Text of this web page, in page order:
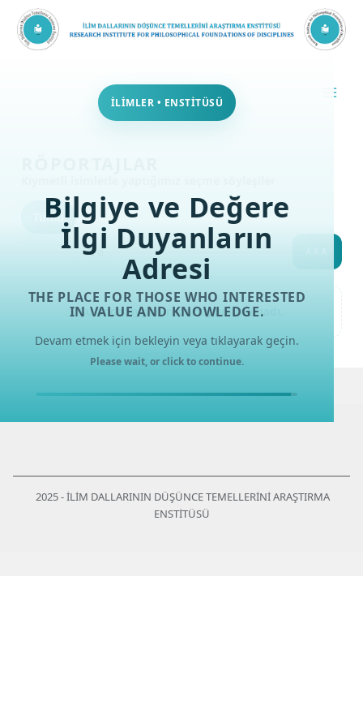
İLİMLER • ENSTİTÜSÜ
Bilgiye ve Değere
İlgi Duyanların
Adresi
THE PLACE FOR THOSE WHO INTERESTED
IN VALUE AND KNOWLEDGE.
Devam etmek için bekleyin veya tıklayarak geçin.
Please wait, or click to continue.
İçeriğe
atla
Tümü
Şu anda uygun röportaj bulunamadı.
2025 - İLİM DALLARININ DÜŞÜNCE TEMELLERİNİ ARAŞTIRMA
ENSTİTÜSÜ